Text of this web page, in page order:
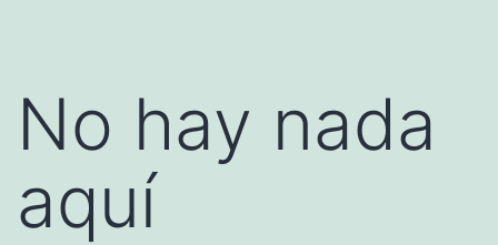
No hay nada
aquí